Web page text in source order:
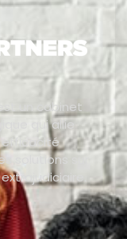
un cabinet
qui allie
solutions sur